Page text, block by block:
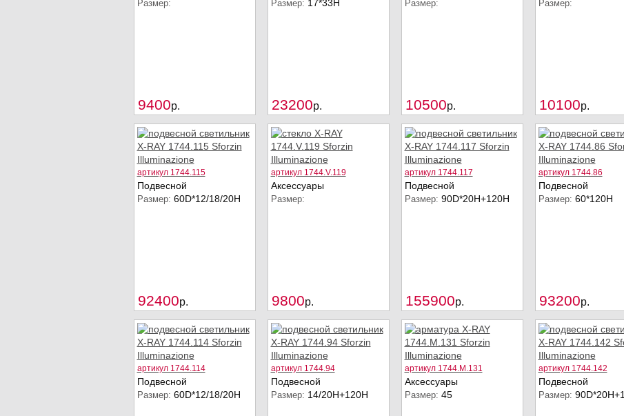
Размер:
9400p.
Размер: 17*33Н
23200p.
Размер:
10500p.
Размер:
10100p.
артикул 1744.115
Подвесной
Размер: 60D*12/18/20H
92400p.
артикул 1744.V.119
Аксессуары
Размер:
9800p.
артикул 1744.117
Подвесной
Размер: 90D*20H+120H
155900p.
артикул 1744.86
Подвесной
Размер: 60*120Н
93200p.
артикул 1744.114
Подвесной
Размер: 60D*12/18/20H
артикул 1744.94
Подвесной
Размер: 14/20Н+120Н
артикул 1744.M.131
Аксессуары
Размер: 45
артикул 1744.142
Подвесной
Размер: